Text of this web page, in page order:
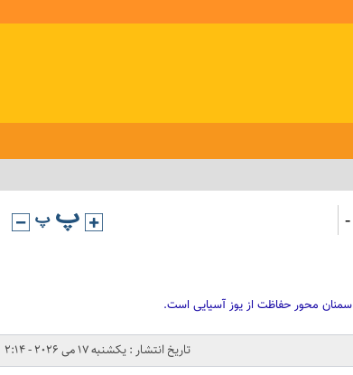
-
محور حفاظت از یوز آسیایی است.
تاریخ انتشار : یکشنبه 17 می 2026 - 2:14